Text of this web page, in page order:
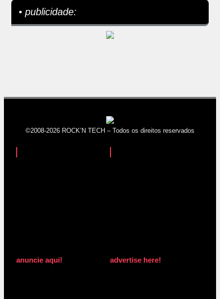
• publicidade:
©2008-2026 ROCK’N TECH – Todos os direitos reservados
anuncie aqui! advertise here!